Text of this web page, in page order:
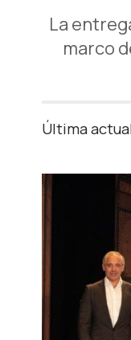
La
marco
Última